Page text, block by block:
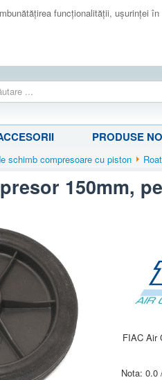
funcţionalităţii, uşurinţei
PRODUSE
schimb compresoare cu piston
150mm,
FIAC Air
Nota: 0.0